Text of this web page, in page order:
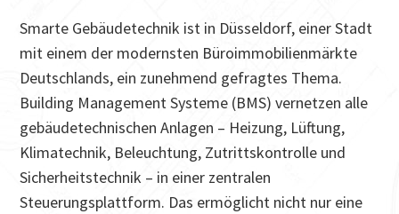
Smarte Gebäudetechnik ist in Düsseldorf, einer Stadt
mit einem der modernsten Büroimmobilienmärkte
Deutschlands, ein zunehmend gefragtes Thema.
Building Management Systeme (BMS) vernetzen alle
gebäudetechnischen Anlagen – Heizung, Lüftung,
Klimatechnik, Beleuchtung, Zutrittskontrolle und
Sicherheitstechnik – in einer zentralen
Steuerungsplattform. Das ermöglicht nicht nur eine